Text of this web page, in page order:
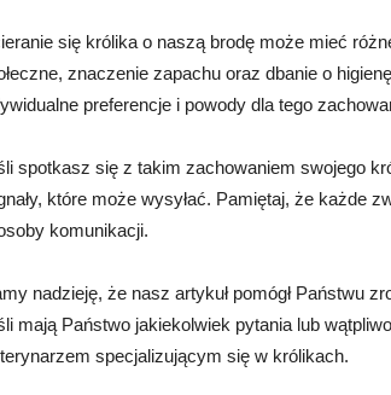
się królika o naszą brodę może mieć
znaczenie zapachu oraz dbanie o
preferencje i powody dla tego
spotkasz się z takim zachowaniem swojego
które może wysyłać. Pamiętaj, że każde
komunikacji.
nadzieję, że nasz artykuł pomógł Państwu
mają Państwo jakiekolwiek pytania lub
specjalizującym się w królikach.